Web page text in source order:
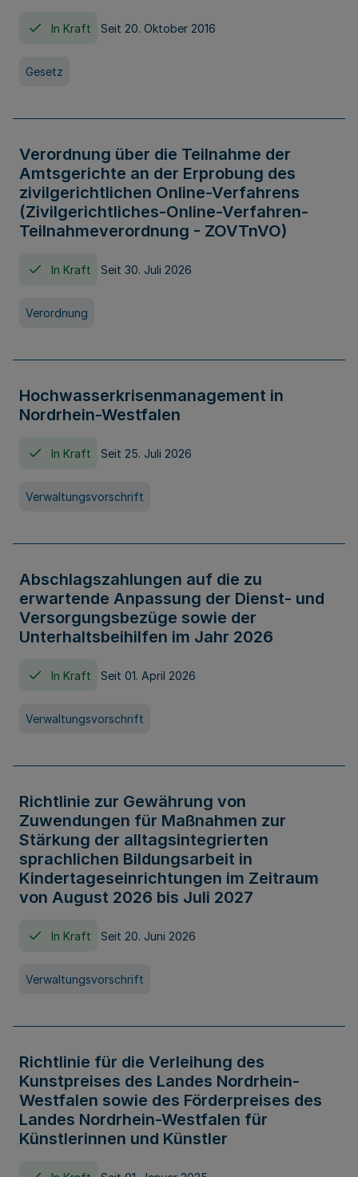
In Kraft Seit 20. Oktober 2016
Gesetz
Verordnung über die Teilnahme der
Amtsgerichte an der Erprobung des
zivilgerichtlichen Online-Verfahrens
(Zivilgerichtliches-Online-Verfahren-
Teilnahmeverordnung - ZOVTnVO)
In Kraft Seit 30. Juli 2026
Verordnung
Hochwasserkrisenmanagement in
Nordrhein-Westfalen
In Kraft Seit 25. Juli 2026
Verwaltungsvorschrift
Abschlagszahlungen auf die zu
erwartende Anpassung der Dienst- und
Versorgungsbezüge sowie der
Unterhaltsbeihilfen im Jahr 2026
In Kraft Seit 01. April 2026
Verwaltungsvorschrift
Richtlinie zur Gewährung von
Zuwendungen für Maßnahmen zur
Stärkung der alltagsintegrierten
sprachlichen Bildungsarbeit in
Kindertageseinrichtungen im Zeitraum
von August 2026 bis Juli 2027
In Kraft Seit 20. Juni 2026
Verwaltungsvorschrift
Richtlinie für die Verleihung des
Kunstpreises des Landes Nordrhein-
Westfalen sowie des Förderpreises des
Landes Nordrhein-Westfalen für
Künstlerinnen und Künstler